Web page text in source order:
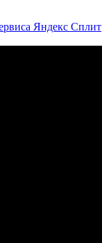
Яндекс Сплит